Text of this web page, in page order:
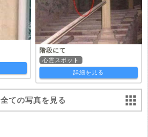
階段にて
心霊スポット
詳細を見る
全ての写真を見る